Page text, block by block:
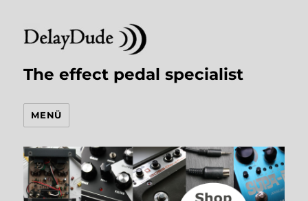
The effect pedal specialist
MENÜ